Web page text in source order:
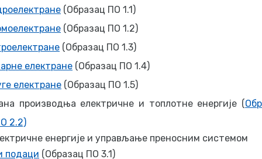
(Образац ПО 1.1)
(Образац ПО 1.2)
(Образац ПО 1.3)
електране (Образац ПО 1.4)
електране (Образац ПО 1.5)
производња електричне и топлотне енергије (
2.2)
енергије и управљање преносним системом
подаци (Образац ПО 3.1)